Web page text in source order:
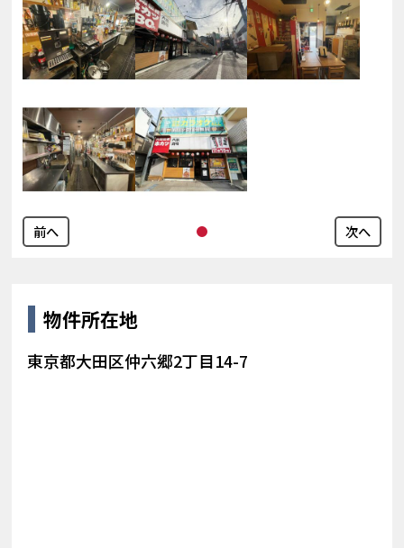
前へ 次へ
物件所在地
東京都大田区仲六郷2丁目14-7